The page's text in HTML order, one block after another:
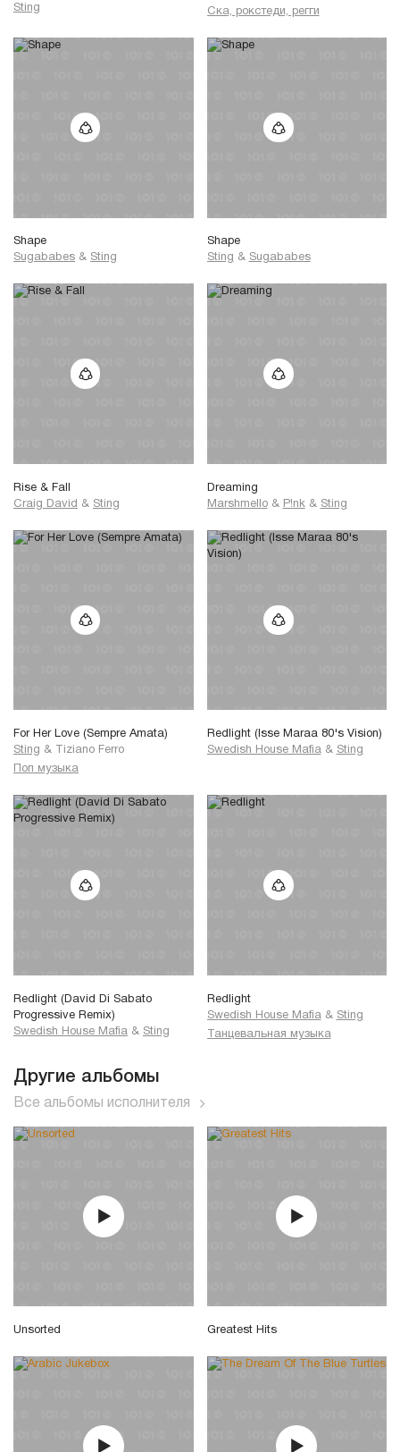
Sting
Ска, рокстеди, регги
Shape
Sugababes & Sting
Shape
Sting & Sugababes
Rise & Fall
Craig David & Sting
Dreaming
Marshmello & P!nk & Sting
For Her Love (Sempre Amata)
Sting &
Tiziano Ferro
Поп музыка
Redlight (Isse Maraa 80's Vision)
Swedish House Mafia & Sting
Redlight (David Di Sabato
Progressive Remix)
Swedish House Mafia & Sting
Redlight
Swedish House Mafia & Sting
Танцевальная музыка
Другие альбомы
Все альбомы исполнителя
Unsorted Greatest Hits